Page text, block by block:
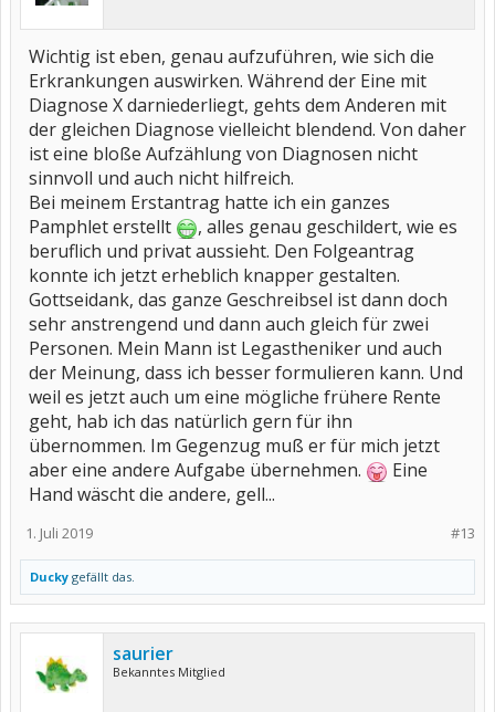
Wichtig ist eben, genau aufzuführen, wie sich die
Erkrankungen auswirken. Während der Eine mit
Diagnose X darniederliegt, gehts dem Anderen mit
der gleichen Diagnose vielleicht blendend. Von daher
ist eine bloße Aufzählung von Diagnosen nicht
sinnvoll und auch nicht hilfreich.
Bei meinem Erstantrag hatte ich ein ganzes
Pamphlet erstellt
, alles genau geschildert, wie es
beruflich und privat aussieht. Den Folgeantrag
konnte ich jetzt erheblich knapper gestalten.
Gottseidank, das ganze Geschreibsel ist dann doch
sehr anstrengend und dann auch gleich für zwei
Personen. Mein Mann ist Legastheniker und auch
der Meinung, dass ich besser formulieren kann. Und
weil es jetzt auch um eine mögliche frühere Rente
geht, hab ich das natürlich gern für ihn
übernommen. Im Gegenzug muß er für mich jetzt
aber eine andere Aufgabe übernehmen.
Eine
Hand wäscht die andere, gell...
#13
1. Juli 2019
Ducky gefällt das.
saurier
Bekanntes Mitglied